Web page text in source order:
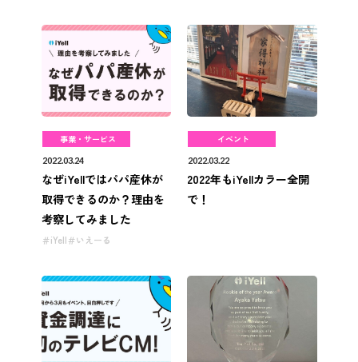
事業・サービス
2022.03.24
なぜiYellではパパ産休が
取得できるのか？理由を
考察してみました
iYell いえーる
イベント
2022.03.22
2022年もiYellカラー全開
で！